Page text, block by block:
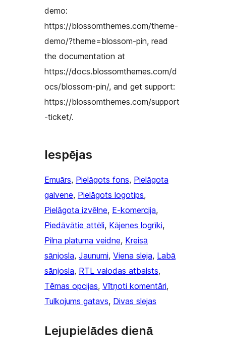
demo:
https://blossomthemes.com/theme-
demo/?theme=blossom-pin, read
the documentation at
https://docs.blossomthemes.com/d
ocs/blossom-pin/, and get support:
https://blossomthemes.com/support
-ticket/.
Iespējas
Emuārs, Pielāgots fons, Pielāgota
galvene, Pielāgots logotips
Pielāgota izvēlne, E-komercija
Piedāvātie attēli, Kājenes logrīki
Pilna platuma veidne, Kreisā
sānjosla, Jaunumi, Viena sleja, Labā
sānjosla, RTL valodas atbalsts
Tēmas opcijas, Vītņoti komentāri
Tulkojums gatavs, Divas slejas
Lejupielādes dienā